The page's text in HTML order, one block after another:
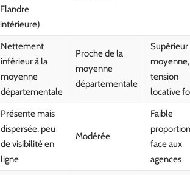
Flandre
intérieure)
Nettement
inférieur à la
moyenne
départementale
Proche de la
moyenne
départementale
Supérieur
moyenne,
tension
locative
Présente mais
dispersée, peu
de visibilité en
ligne
Modérée
Faible
proportion
face aux
agences